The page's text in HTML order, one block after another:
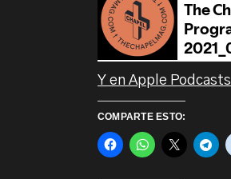
Y en Apple Podcasts
COMPARTE ESTO: